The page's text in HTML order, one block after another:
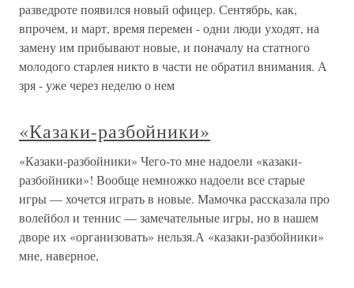
разведроте появился новый офицер. Сентябрь, как,
впрочем, и март, время перемен - одни люди уходят, на
замену им прибывают новые, и поначалу на статного
молодого старлея никто в части не обратил внимания. А
зря - уже через неделю о нем
«Казаки-разбойники»
«Казаки-разбойники» Чего-то мне надоели «казаки-
разбойники»! Вообще немножко надоели все старые
игры — хочется играть в новые. Мамочка рассказала про
волейбол и теннис — замечательные игры, но в нашем
дворе их «организовать» нельзя.А «казаки-разбойники»
мне, наверное,